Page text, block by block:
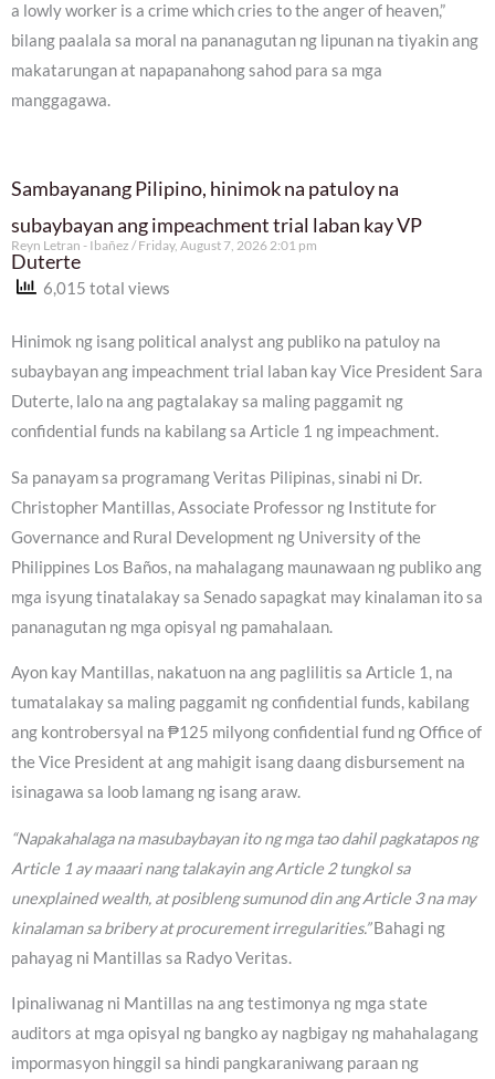
a lowly worker is a crime which cries to the anger of heaven,”
bilang paalala sa moral na pananagutan ng lipunan na tiyakin ang
makatarungan at napapanahong sahod para sa mga
manggagawa.
Sambayanang Pilipino, hinimok na patuloy na
subaybayan ang impeachment trial laban kay VP
Duterte
Reyn Letran - Ibañez Friday, August 7, 2026 2:01 pm
6,015 total views
Hinimok ng isang political analyst ang publiko na patuloy na
subaybayan ang impeachment trial laban kay Vice President Sara
Duterte, lalo na ang pagtalakay sa maling paggamit ng
confidential funds na kabilang sa Article 1 ng impeachment.
Sa panayam sa programang Veritas Pilipinas, sinabi ni Dr.
Christopher Mantillas, Associate Professor ng Institute for
Governance and Rural Development ng University of the
Philippines Los Baños, na mahalagang maunawaan ng publiko ang
mga isyung tinatalakay sa Senado sapagkat may kinalaman ito sa
pananagutan ng mga opisyal ng pamahalaan.
Ayon kay Mantillas, nakatuon na ang paglilitis sa Article 1, na
tumatalakay sa maling paggamit ng confidential funds, kabilang
ang kontrobersyal na ₱125 milyong confidential fund ng Office of
the Vice President at ang mahigit isang daang disbursement na
isinagawa sa loob lamang ng isang araw.
“Napakahalaga na masubaybayan ito ng mga tao dahil pagkatapos ng
Article 1 ay maaari nang talakayin ang Article 2 tungkol sa
unexplained wealth, at posibleng sumunod din ang Article 3 na may
kinalaman sa bribery at procurement irregularities.”Bahagi ng
pahayag ni Mantillas sa Radyo Veritas.
Ipinaliwanag ni Mantillas na ang testimonya ng mga state
auditors at mga opisyal ng bangko ay nagbigay ng mahahalagang
impormasyon hinggil sa hindi pangkaraniwang paraan ng